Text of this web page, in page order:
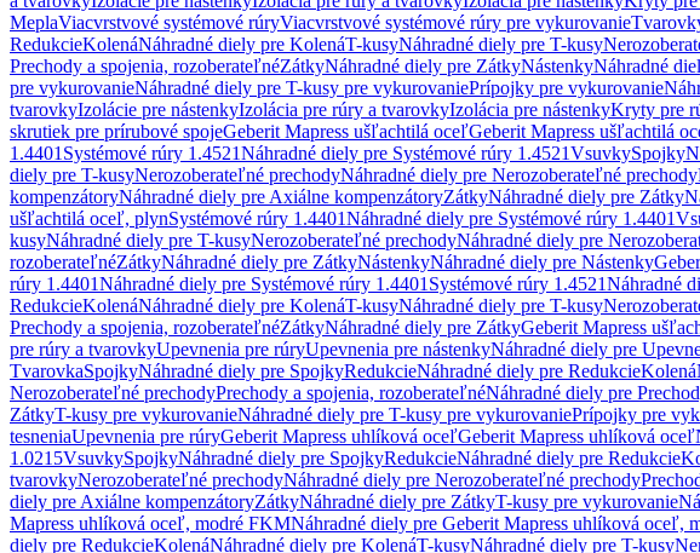
MeplaViacvrstvové systémové rúryViacvrstvové systémové rúry pre vykurovanie
RedukcieKolenáNáhradné diely pre KolenáT-kusyNáhradné diely pre T-kusy
Prechody a spojenia, rozoberateľnéZátkyNáhradné diely pre ZátkyNástenkyNáhradné
pre vykurovanieNáhradné diely pre T-kusy pre vykurovaniePrípojky pre vykurovanie
tvarovkyIzolácie pre nástenkyIzolácia pre rúry a tvarovkyIzolácia pre nástenkyKryty pre
skrutiek pre prírubové spojeGeberit Mapress ušľachtilá oceľGeberit Mapress ušľachtilá
1.4401 Systémové rúry 1.4521Náhradné diely pre Systémové rúry 1.4521VsuvkySpojky
diely pre T-kusyNerozoberateľné prechodyNáhradné diely pre Nerozoberateľné prechody
kompenzátoryNáhradné diely pre Axiálne kompenzátoryZátkyNáhradné diely pre Zátky
ušľachtilá oceľ, plynSystémové rúry 1.4401Náhradné diely pre Systémové rúry 1.4401
kusyNáhradné diely pre T-kusyNerozoberateľné prechodyNáhradné diely pre
rozoberateľnéZátkyNáhradné diely pre ZátkyNástenkyNáhradné diely pre Nástenky
rúry 1.4401Náhradné diely pre Systémové rúry 1.4401 Systémové rúry 1.4521Náhradné
RedukcieKolenáNáhradné diely pre KolenáT-kusyNáhradné diely pre T-kusy
Prechody a spojenia, rozoberateľnéZátkyNáhradné diely pre ZátkyGeberit Mapress
pre rúry a tvarovkyUpevnenia pre rúryUpevnenia pre nástenkyNáhradné diely pre
TvarovkaSpojkyNáhradné diely pre SpojkyRedukcieNáhradné diely pre RedukcieKolená
Nerozoberateľné prechodyPrechody a spojenia, rozoberateľnéNáhradné diely pre
ZátkyT-kusy pre vykurovanieNáhradné diely pre T-kusy pre vykurovaniePrípojky pre
tesneniaUpevnenia pre rúryGeberit Mapress uhlíková oceľGeberit Mapress uhlíková oceľ
1.0215VsuvkySpojkyNáhradné diely pre SpojkyRedukcieNáhradné diely pre Redukcie
tvarovkyNerozoberateľné prechodyNáhradné diely pre Nerozoberateľné prechody
diely pre Axiálne kompenzátoryZátkyNáhradné diely pre ZátkyT-kusy pre vykurovanie
Mapress uhlíková oceľ, modré FKMNáhradné diely pre Geberit Mapress uhlíková oceľ,
diely pre RedukcieKolenáNáhradné diely pre KolenáT-kusyNáhradné diely pre T-kusy